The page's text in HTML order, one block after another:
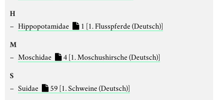
H
Hippopotamidae 1 [1. Flusspferde (Deutsch)]
M
Moschidae 4[1. Moschushirsche (Deutsch)]
S
Suidae 59 [1. Schweine (Deutsch)]